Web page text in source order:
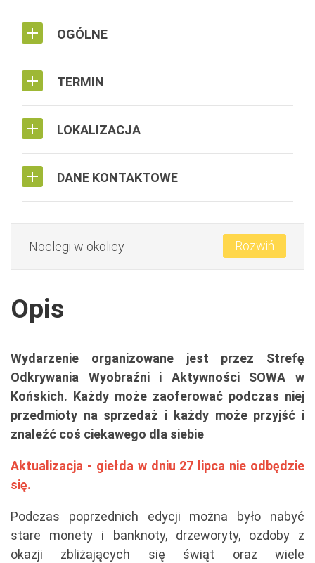
OGÓLNE
TERMIN
LOKALIZACJA
DANE KONTAKTOWE
Noclegi w okolicy Rozwiń
Opis
Wydarzenie organizowane jest przez Strefę
Odkrywania Wyobraźni i Aktywności SOWA w
Końskich. Każdy może zaoferować podczas niej
przedmioty na sprzedaż i każdy może przyjść i
znaleźć coś ciekawego dla siebie
Aktualizacja - giełda w dniu 27 lipca nie odbędzie
się.
Podczas poprzednich edycji można było nabyć
stare monety i banknoty, drzeworyty, ozdoby z
okazji zbliżających się świąt oraz wiele